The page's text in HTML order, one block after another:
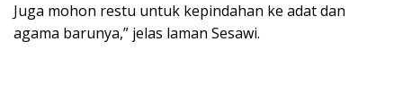
Juga mohon restu untuk kepindahan ke adat dan
agama barunya,” jelas laman Sesawi.